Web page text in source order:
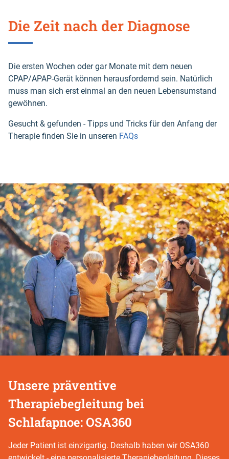
Die Zeit nach der Diagnose
Die ersten Wochen oder gar Monate mit dem neuen
CPAP/APAP-Gerät können herausfordernd sein. Natürlich
muss man sich erst einmal an den neuen Lebensumstand
gewöhnen.
Gesucht & gefunden - Tipps und Tricks für den Anfang der
Therapie finden Sie in unseren FAQs
this
section
Unsere präventive
Therapiebegleitung bei
Schlafapnoe: OSA360
Jeder Patient ist einzigartig. Deshalb haben wir OSA360